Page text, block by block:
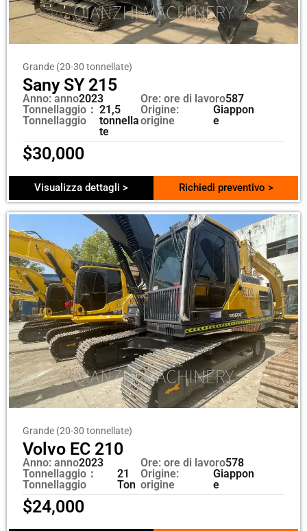
Grande (20-30 tonnellate)
Sany SY 215
Anno: anno2023
Tonnellaggio：
Tonnellaggio
21,5
tonnella
te
Ore: ore di lavoro587
Origine:
origine
Giappon
e
$30,000
Visualizza dettagli > Richiedi preventivo >
Grande (20-30 tonnellate)
Volvo EC 210
Anno: anno2023
Tonnellaggio：
Tonnellaggio
21
Ton
Ore: ore di lavoro578
Origine:
origine
Giappon
e
$24,000